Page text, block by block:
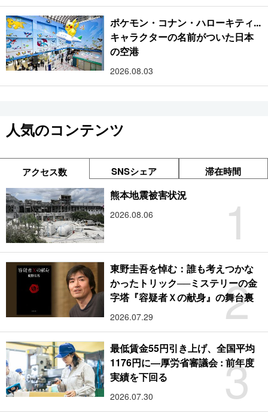
ポケモン・コナン・ハローキティ...
キャラクターの名前がついた日本
の空港
2026.08.03
人気のコンテンツ
アクセス数 SNSシェア 滞在時間
1
熊本地震被害状況
2026.08.06
2
東野圭吾を悼む：誰も考えつかな
かったトリック──ミステリーの金
字塔『容疑者Ｘの献身』の舞台裏
2026.07.29
3
最低賃金55円引き上げ、全国平均
1176円に―厚労省審議会 : 前年度
実績を下回る
2026.07.30